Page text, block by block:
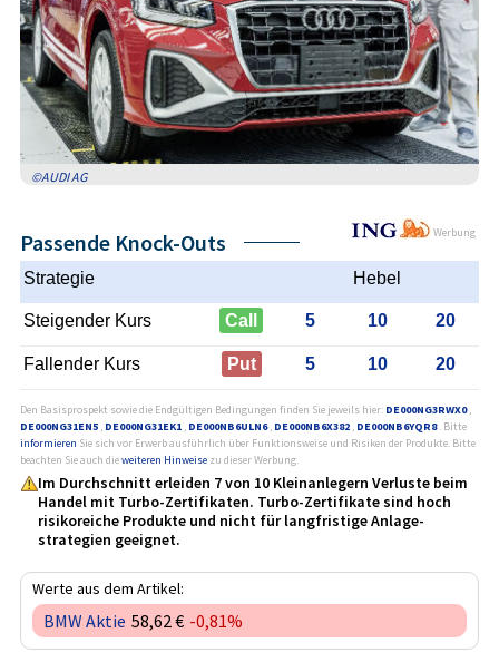
©AUDI AG
Werbung
Passende Knock-Outs
Strategie Hebel
Steigender Kurs Call 5 10 20
Fallender Kurs Put 5 10 20
Den Basisprospekt sowie die Endgültigen Bedingungen finden Sie jeweils hier: DE000NG3RWX0,
DE000NG31EN5 , DE000NG31EK1 , DE000NB6ULN6, DE000NB6X382 , DE000NB6YQR8. Bitte
informieren Sie sich vor Erwerb ausführlich über Funktionsweise und Risiken der Produkte. Bitte
beachten Sie auch dieweiteren Hinweise zu dieser Werbung.
Im Durchschnitt erleiden 7 von 10 Kleinanlegern Verluste beim
Handel mit Turbo-Zertifikaten. Turbo-Zertifikate sind hoch
risikoreiche Produkte und nicht für langfristige Anlage­
strategien geeignet.
Werte aus dem Artikel:
BMW Aktie 58,62 € -0,81%